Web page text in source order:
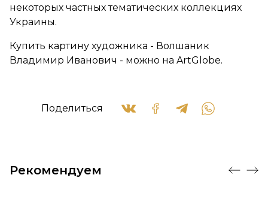
некоторых частных тематических коллекциях
Украины.
Купить картину художника - Волшаник
Владимир Иванович - можно на ArtGlobe.
Поделиться
Рекомендуем